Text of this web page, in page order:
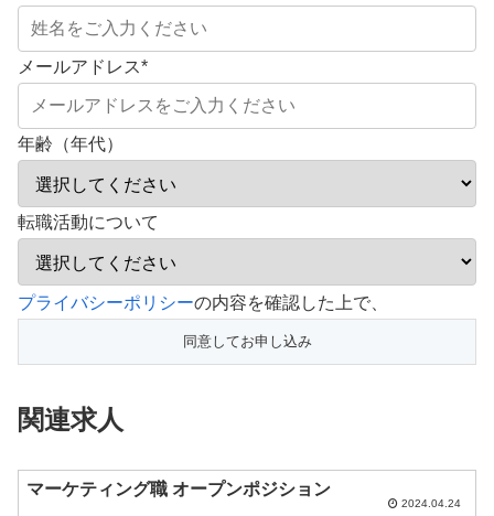
メールアドレス*
年齢（年代）
転職活動について
こ
フ
ー
ド
プライバシーポリシーの内容を確認した上で、
関連求人
マーケティング職 オープンポジション
2024.04.24